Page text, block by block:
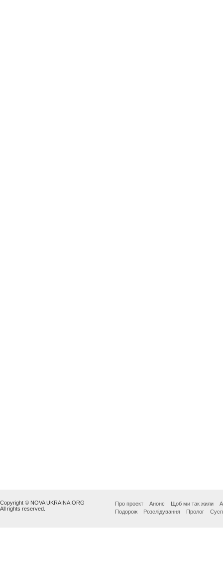
Copyright © NOVA UKRAINA.ORG
All rights reserved.
Про проект Анонс Щоб ми так жили
Подорож
Розслідування Пролог